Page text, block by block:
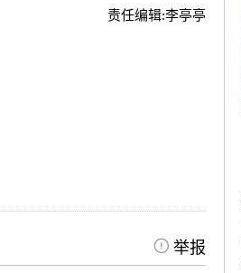
责任编辑:李亭亭
举报